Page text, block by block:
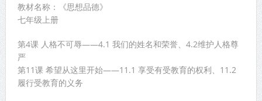
教材名称：《思想品德》
七年级上册
第4课 人格不可辱——4.1 我们的姓名和荣誉、4.2维护人格尊
严
第11课 希望从这里开始——11.1 享受有受教育的权利、11.2
履行受教育的义务